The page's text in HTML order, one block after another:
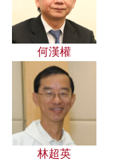
何漢權
林超英